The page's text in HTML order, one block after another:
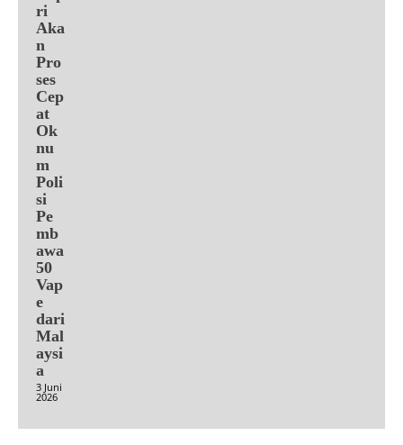
ri
Aka
n
Pro
ses
Cep
at
Ok
nu
m
Poli
si
Pe
mb
awa
50
Vap
e
dari
Mal
aysi
a
3 Juni
2026